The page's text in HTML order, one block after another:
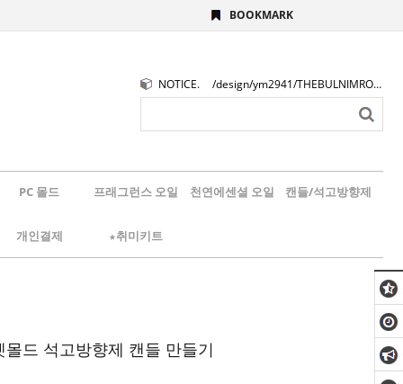
BOOKMARK
NOTICE. /design/ym2941/THEBULNIMROGO.png
PC 몰드 프래그런스 오일 천연에센셜 오일 캔들/석고방향제
개인결제 ★취미키트
드 석고방향제 캔들 만들기